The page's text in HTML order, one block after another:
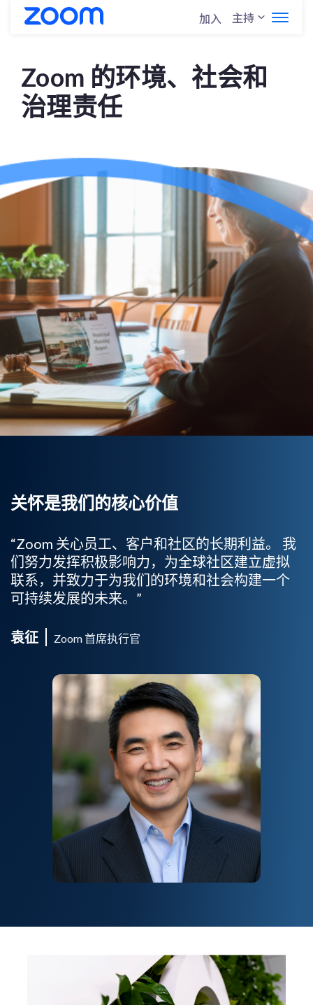
加入 主持
Zoom 的环境、社会和
治理责任
关怀是我们的核心价值
“Zoom 关心员工、客户和社区的长期利益。 我
们努力发挥积极影响力，为全球社区建立虚拟
联系，并致力于为我们的环境和社会构建一个
可持续发展的未来。”
袁征 Zoom 首席执行官